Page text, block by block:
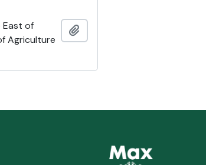
East of
Agriculture